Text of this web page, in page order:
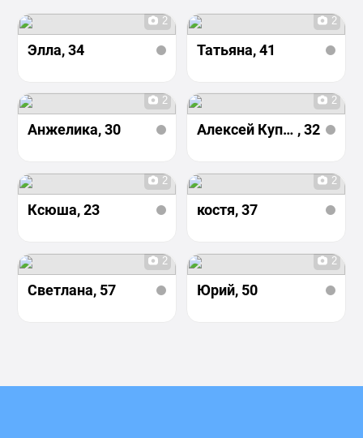
2
Элла, 34
2
Татьяна, 41
2
Анжелика, 30
2
Алексей Куприн , 32
2
Ксюша, 23
2
костя, 37
2
Светлана, 57
2
Юрий, 50